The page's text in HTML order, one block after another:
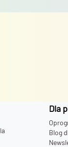
Dla
Blog